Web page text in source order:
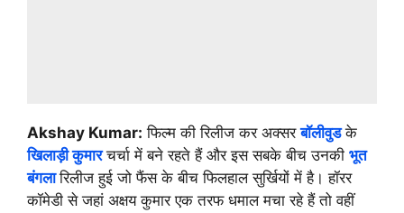
Akshay Kumar: फिल्म की रिलीज कर अक्सरबॉलीवुड के
खिलाड़ी कुमार चर्चा में बने रहते हैं और इस सबके बीच उनकी भूत
बंगला रिलीज हुई जो फैंस के बीच फिलहाल सुर्खियों में है। हॉरर
कॉमेडी से जहां अक्षय कुमार एक तरफ धमाल मचा रहे हैं तो वहीं